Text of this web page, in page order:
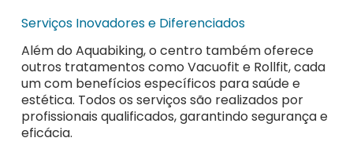
Serviços Inovadores e Diferenciados
Além do Aquabiking, o centro também oferece
outros tratamentos como Vacuofit e Rollfit, cada
um com benefícios específicos para saúde e
estética. Todos os serviços são realizados por
profissionais qualificados, garantindo segurança e
eficácia.